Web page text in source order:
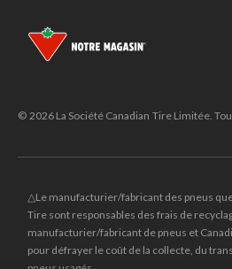
© 2026 La Société Canadian Tire Limitée.
△Le manufacturier/fabricant des pneus
Tire sont responsables des frais de
manufacturier/fabricant de pneus et
pour défrayer le coût de la collecte, du